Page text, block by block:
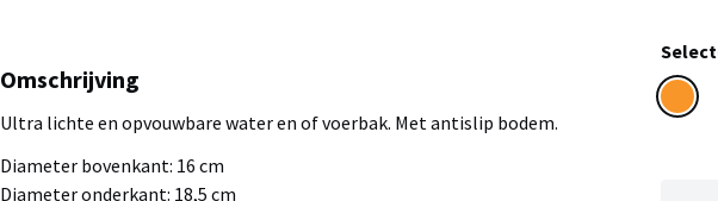
Omschrijving
Ultra lichte en opvouwbare water en of voerbak. Met antislip bodem.
Diameter bovenkant: 16 cm
Diameter onderkant: 18,5 cm